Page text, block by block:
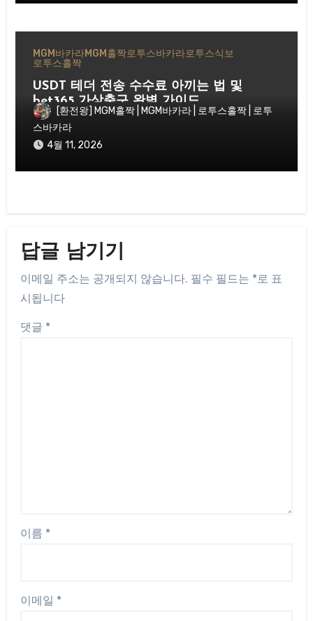
MGM바카라MGM홀짝로투스바카라로투스식보
로투스홀짝
USDT 테더 전송 수수료 아끼는 법 및
bet365 가상축구 완벽 가이드
[환전왕] MGM홀짝 | MGM바카라 | 로투스홀짝 | 로투
스바카라
4월 11, 2026
답글 남기기
이메일 주소는 공개되지 않습니다. 필수 필드는 *로 표
시됩니다
댓글 *
이름 *
이메일 *